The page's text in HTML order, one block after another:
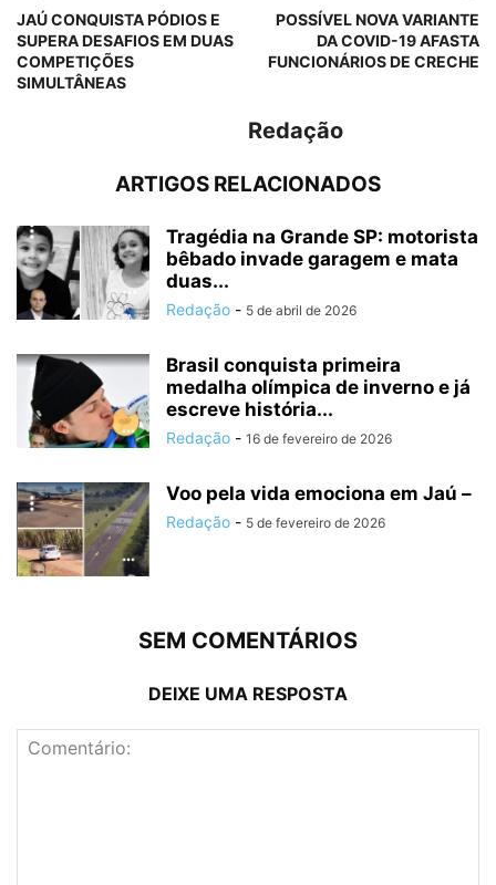
JAÚ CONQUISTA PÓDIOS E
SUPERA DESAFIOS EM DUAS
COMPETIÇÕES
SIMULTÂNEAS
POSSÍVEL NOVA VARIANTE
DA COVID-19 AFASTA
FUNCIONÁRIOS DE CRECHE
Redação
ARTIGOS RELACIONADOS
Tragédia na Grande SP: motorista
bêbado invade garagem e mata
duas...
Redação - 5 de abril de 2026
Brasil conquista primeira
medalha olímpica de inverno e já
escreve história...
Redação - 16 de fevereiro de 2026
Voo pela vida emociona em Jaú –
Redação - 5 de fevereiro de 2026
SEM COMENTÁRIOS
DEIXE UMA RESPOSTA